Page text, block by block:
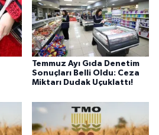
Temmuz Ayı Gıda Denetim
Sonuçları Belli Oldu: Ceza
Miktarı Dudak Uçuklattı!